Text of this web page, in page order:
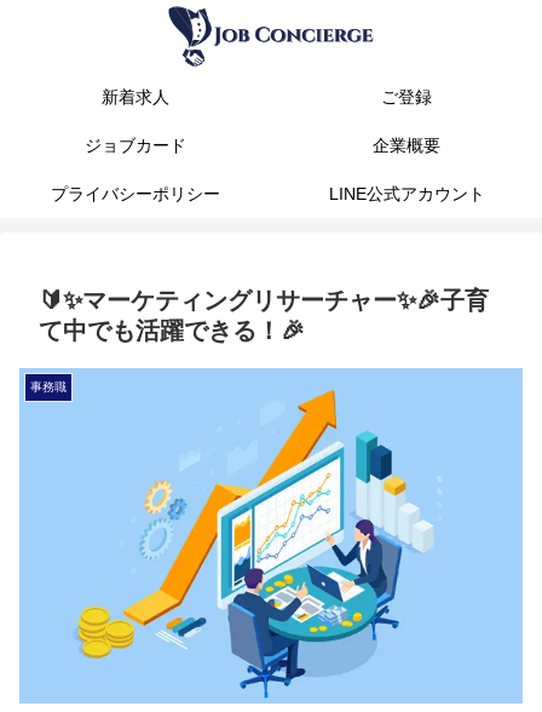
新着求人 ご登録
ジョブカード 企業概要
プライバシーポリシー LINE公式アカウント
🔰✨マーケティングリサーチャー✨🎉子育
て中でも活躍できる！🎉
事務職